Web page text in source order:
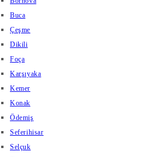
Buca
Çeşme
Dikili
Foça
Karşıyaka
Kemer
Konak
Ödemiş
Seferihisar
Selçuk